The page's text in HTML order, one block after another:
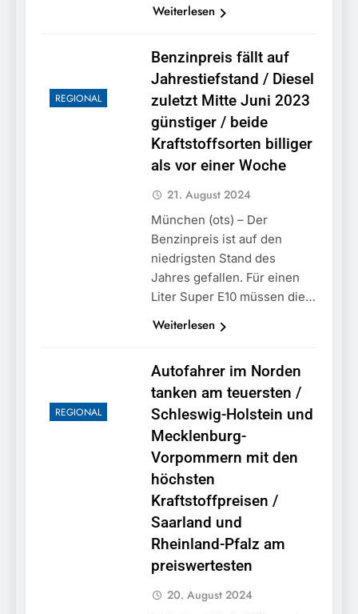
Weiterlesen
REGIONAL
Benzinpreis fällt auf
Jahrestiefstand / Diesel
zuletzt Mitte Juni 2023
günstiger / beide
Kraftstoffsorten billiger
als vor einer Woche
21. August 2024
München (ots) – Der
Benzinpreis ist auf den
niedrigsten Stand des
Jahres gefallen. Für einen
Liter Super E10 müssen die…
Weiterlesen
REGIONAL
Autofahrer im Norden
tanken am teuersten /
Schleswig-Holstein und
Mecklenburg-
Vorpommern mit den
höchsten
Kraftstoffpreisen /
Saarland und
Rheinland-Pfalz am
preiswertesten
20. August 2024